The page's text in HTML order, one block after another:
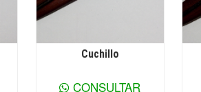
Ver más información
Cuchillo
CONSULTAR